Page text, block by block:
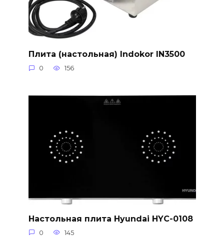
Плита (настольная) Indokor IN3500
0 156
Настольная плита Hyundai HYC-0108
0 145